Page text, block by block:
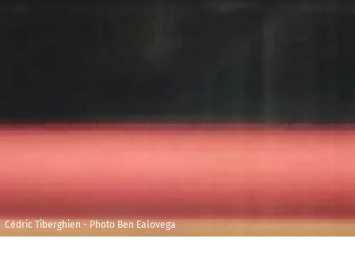
Cédric Tiberghien - Photo Ben Ealovega